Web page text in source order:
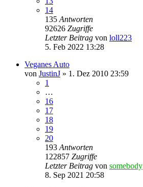
14
135 Antworten
92626 Zugriffe
Letzter Beitrag von loll223
5. Feb 2022 13:28
Veganes Auto
von JustinJ » 1. Dez 2010 23:59
1
…
16
17
18
19
20
193 Antworten
122857 Zugriffe
Letzter Beitrag von somebody
8. Sep 2021 20:58